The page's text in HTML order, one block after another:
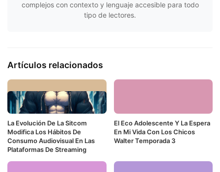
complejos con contexto y lenguaje accesible para todo
tipo de lectores.
Artículos relacionados
La Evolución De La Sitcom
Modifica Los Hábitos De
Consumo Audiovisual En Las
Plataformas De Streaming
El Eco Adolescente Y La Espera
En Mi Vida Con Los Chicos
Walter Temporada 3